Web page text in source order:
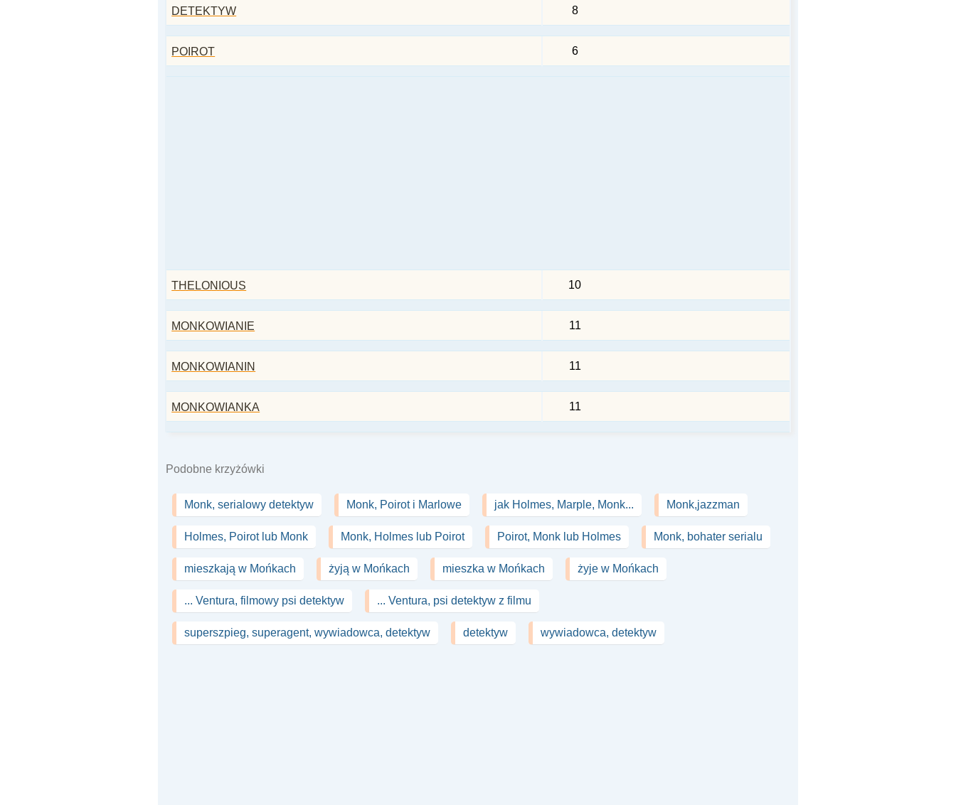
DETEKTYW 8
POIROT 6
THELONIOUS 10
MONKOWIANIE 11
MONKOWIANIN 11
MONKOWIANKA 11
Podobne krzyżówki
Monk, serialowy detektyw Monk, Poirot i Marlowe jak Holmes, Marple, Monk... Monk,jazzman
Holmes, Poirot lub Monk Monk, Holmes lub Poirot Poirot, Monk lub Holmes Monk, bohater serialu
mieszkają w Mońkach żyją w Mońkach mieszka w Mońkach żyje w Mońkach
... Ventura, filmowy psi detektyw ... Ventura, psi detektyw z filmu
superszpieg, superagent, wywiadowca, detektyw detektyw wywiadowca, detektyw